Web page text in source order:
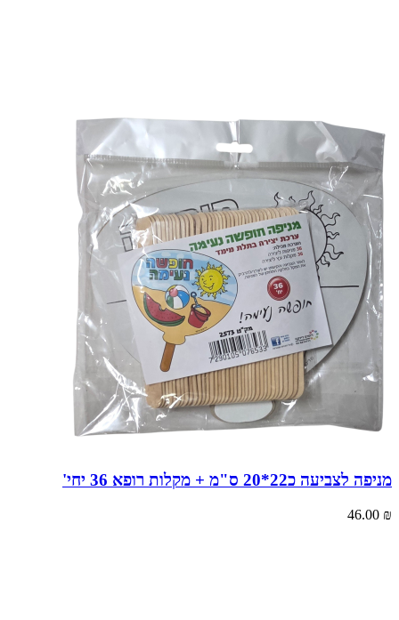
מניפה לצביעה כ22*20 ס"מ + מקלות רופא 36 יחי'
46.00 ₪